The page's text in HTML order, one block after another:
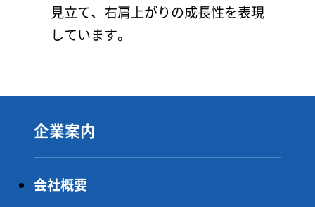
見立て、右肩上がりの成長性を表現
しています。
企業案内
会社概要